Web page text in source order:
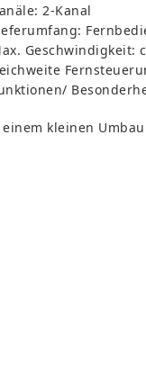
2-Kanal
Geschwindigkeit:
kleinen